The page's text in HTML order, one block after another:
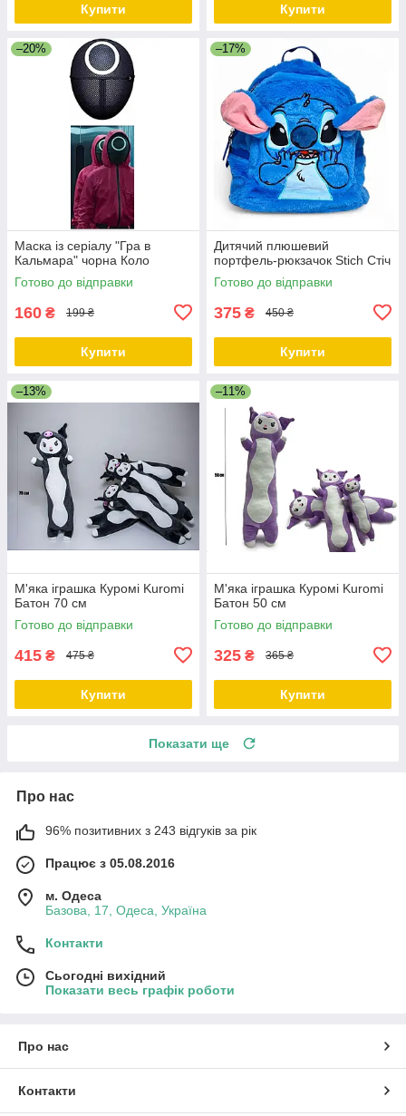
Купити Купити
–20%
Маска із серіалу "Гра в
Кальмара" чорна Коло
Готово до відправки
160 ₴ 199 ₴
Купити
–17%
Дитячий плюшевий
портфель-рюкзачок Stich Стіч
Готово до відправки
375 ₴ 450 ₴
Купити
–13%
М'яка іграшка Куромі Kuromi
Батон 70 см
Готово до відправки
415 ₴ 475 ₴
Купити
–11%
М'яка іграшка Куромі Kuromi
Батон 50 см
Готово до відправки
325 ₴ 365 ₴
Купити
Показати ще
Про нас
96% позитивних з 243 відгуків за рік
Працює з 05.08.2016
м. Одеса
Базова, 17, Одеса, Україна
Контакти
Сьогодні вихідний
Показати весь графік роботи
Про нас
Контакти